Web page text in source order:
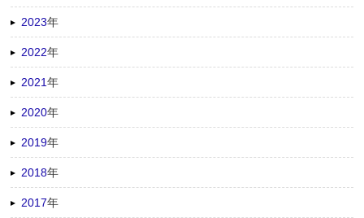
2023年
2022年
2021年
2020年
2019年
2018年
2017年